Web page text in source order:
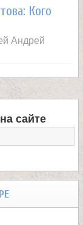
Кого
Андрей
сайте